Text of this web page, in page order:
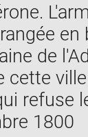
en
de
cette
refuse
1800